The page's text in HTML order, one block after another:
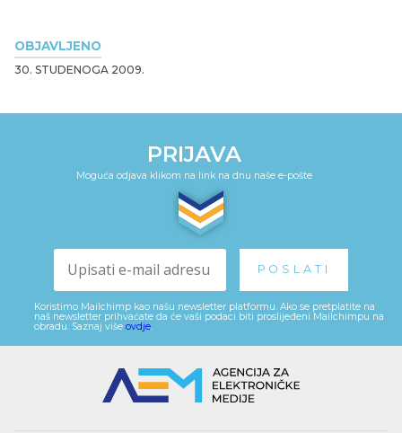
OBJAVLJENO
30. STUDENOGA 2009.
PRIJAVA
Moguća odjava klikom na link na dnu naše e-pošte
Koristimo Mailchimp kao našu newsletter platformu. Ako se pretplatite na
naš newsletter prihvaćate da će vaši podaci biti proslijeđeni Mailchimpu na
obradu. Saznaj više ovdje